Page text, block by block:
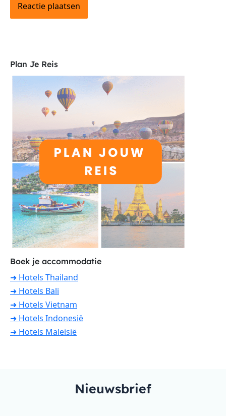
Plan Je Reis
Boek je accommodatie
➜ Hotels Thailand
➜ Hotels Bali
➜ Hotels Vietnam
➜ Hotels Indonesië
➜ Hotels Maleisië
Nieuwsbrief